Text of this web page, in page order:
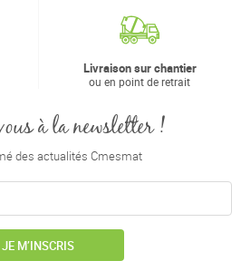
Livraison sur chantier
ou en point de retrait
à la newsletter !
des actualités Cmesmat
JE M’INSCRIS